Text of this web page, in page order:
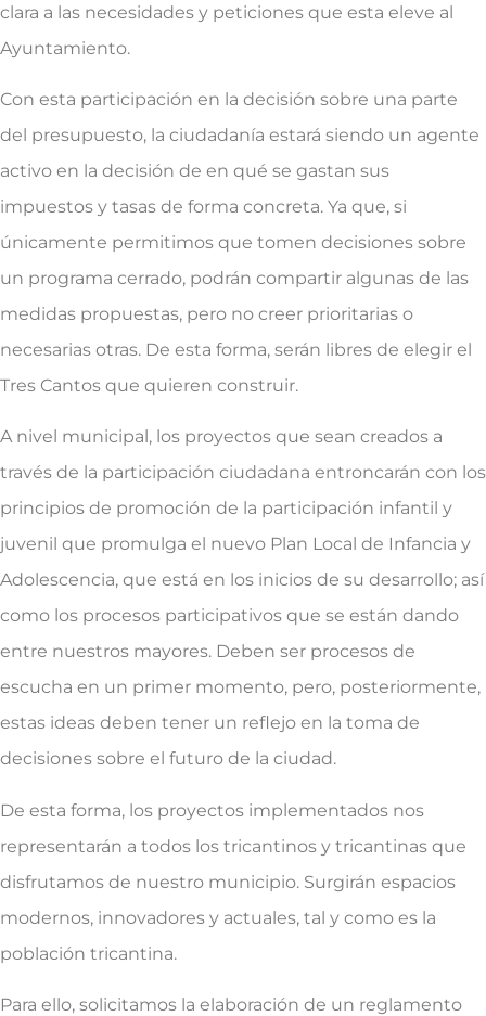
clara a las necesidades y peticiones que esta eleve al
Ayuntamiento.
Con esta participación en la decisión sobre una parte
del presupuesto, la ciudadanía estará siendo un agente
activo en la decisión de en qué se gastan sus
impuestos y tasas de forma concreta. Ya que, si
únicamente permitimos que tomen decisiones sobre
un programa cerrado, podrán compartir algunas de las
medidas propuestas, pero no creer prioritarias o
necesarias otras. De esta forma, serán libres de elegir el
Tres Cantos que quieren construir.
A nivel municipal, los proyectos que sean creados a
través de la participación ciudadana entroncarán con los
principios de promoción de la participación infantil y
juvenil que promulga el nuevo Plan Local de Infancia y
Adolescencia, que está en los inicios de su desarrollo; así
como los procesos participativos que se están dando
entre nuestros mayores. Deben ser procesos de
escucha en un primer momento, pero, posteriormente,
estas ideas deben tener un reflejo en la toma de
decisiones sobre el futuro de la ciudad.
De esta forma, los proyectos implementados nos
representarán a todos los tricantinos y tricantinas que
disfrutamos de nuestro municipio. Surgirán espacios
modernos, innovadores y actuales, tal y como es la
población tricantina.
Para ello, solicitamos la elaboración de un reglamento